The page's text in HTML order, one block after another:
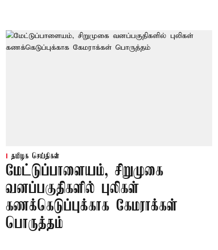
தமிழக செய்திகள்
மேட்டுப்பாளையம், சிறுமுகை
வனப்பகுதிகளில் புலிகள்
கணக்கெடுப்புக்காக கேமராக்கள்
பொருத்தம்